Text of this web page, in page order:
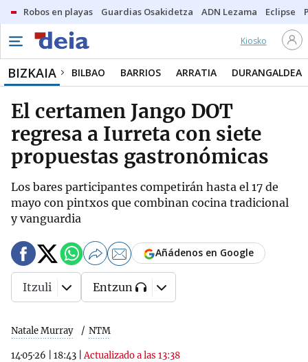
Robos en playas Guardias Osakidetza ADN Lezama Eclipse
Kiosko
BIZKAIA BILBAO BARRIOS ARRATIA DURANGALDEA
El certamen Jango DOT
regresa a Iurreta con siete
propuestas gastronómicas
Los bares participantes competirán hasta el 17 de
mayo con pintxos que combinan cocina tradicional
y vanguardia
Natale Murray NTM
14·05·26 18:43 |Actualizado a las 13:38
Añádenos en Google
Itzuli Entzun